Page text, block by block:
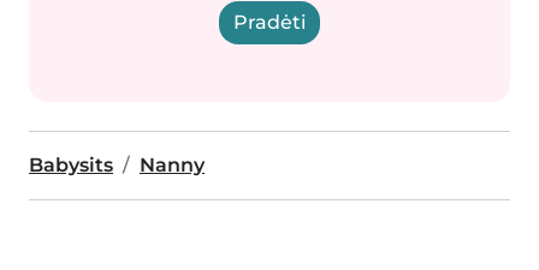
Pradėti
Babysits Nanny